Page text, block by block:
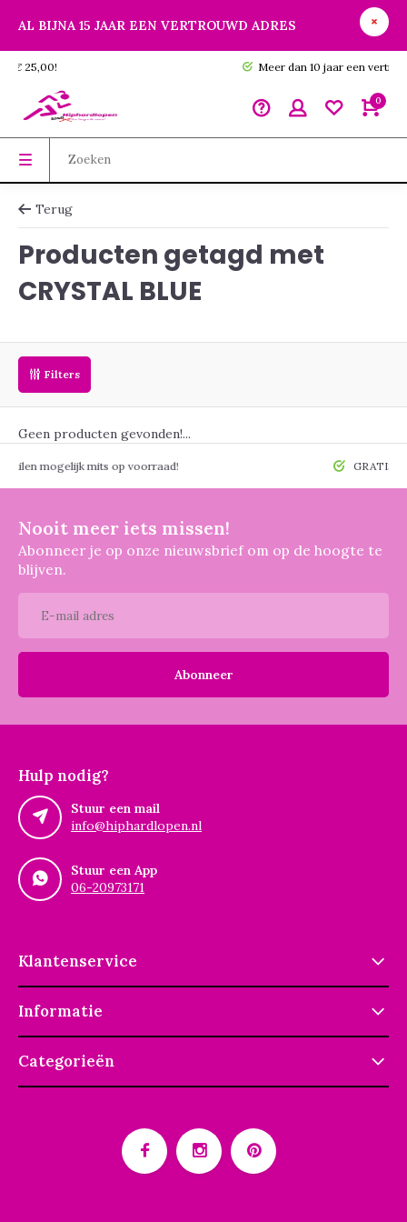
AL BIJNA 15 JAAR EEN VERTROUWD ADRES
GRATIS verzending vanaf € 25,00!
0
Terug
Producten getagd met
CRYSTAL BLUE
Filters
Geen producten gevonden!...
mits op voorraad! GRATIS
Nooit meer iets missen!
Abonneer je op onze nieuwsbrief om op de hoogte te
blijven.
Abonneer
Hulp nodig?
Stuur een mail
info@hiphardlopen.nl
Stuur een App
06-20973171
Klantenservice
Informatie
Categorieën